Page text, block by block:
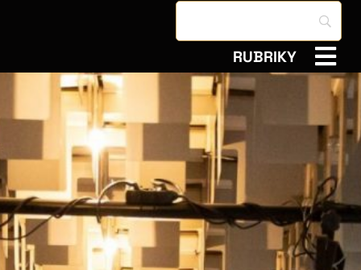
RUBRIKY